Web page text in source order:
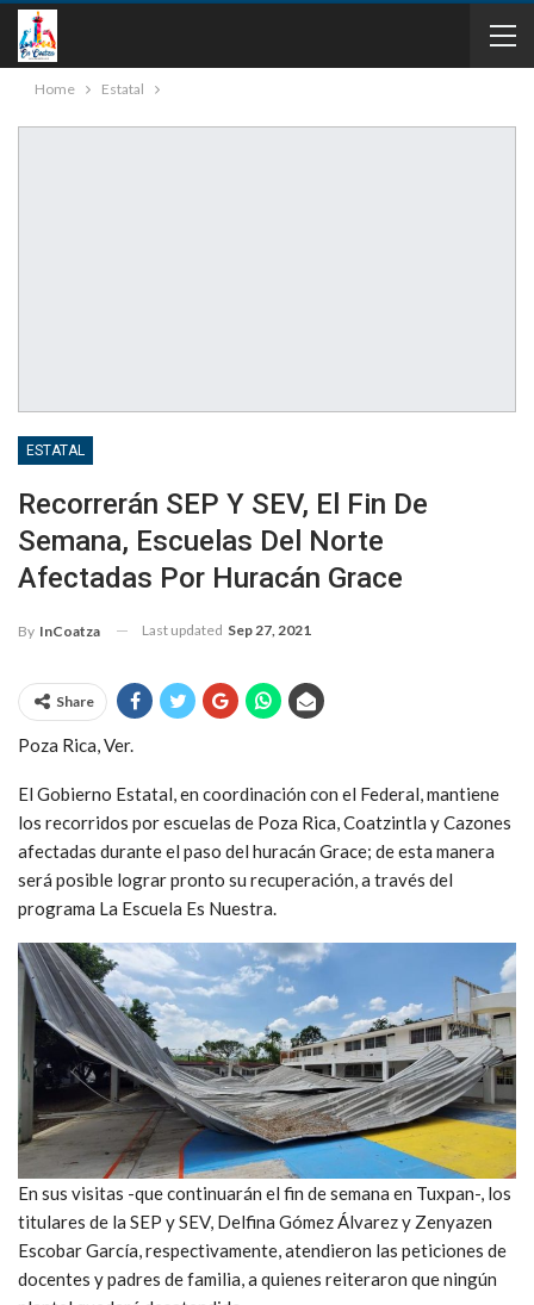
Home Estatal
ESTATAL
Recorrerán SEP Y SEV, El Fin De
Semana, Escuelas Del Norte
Afectadas Por Huracán Grace
By InCoatza Last updated Sep 27, 2021
Share
Poza Rica, Ver.
El Gobierno Estatal, en coordinación con el Federal, mantiene
los recorridos por escuelas de Poza Rica, Coatzintla y Cazones
afectadas durante el paso del huracán Grace; de esta manera
será posible lograr pronto su recuperación, a través del
programa La Escuela Es Nuestra.
En sus visitas -que continuarán el fin de semana en Tuxpan-, los
titulares de la SEP y SEV, Delfina Gómez Álvarez y Zenyazen
Escobar García, respectivamente, atendieron las peticiones de
docentes y padres de familia, a quienes reiteraron que ningún